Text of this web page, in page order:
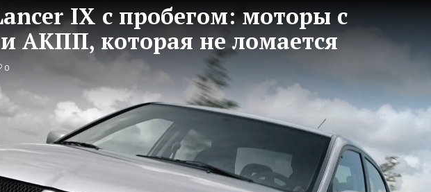
IX с пробегом: моторы с
АКПП, которая не ломается
0